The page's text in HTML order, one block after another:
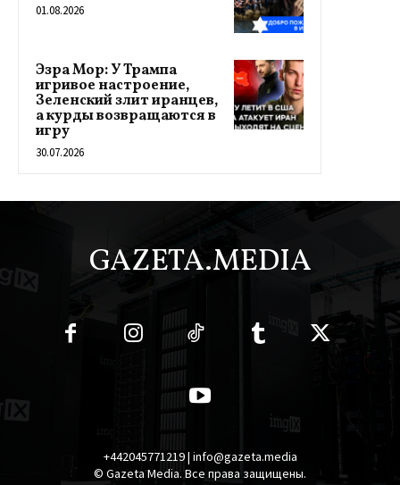
01.08.2026
Эзра Мор: У Трампа
игривое настроение,
Зеленский злит иранцев,
а курды возвращаются в
игру
30.07.2026
GAZETA.MEDIA
+442045771219 | info@gazeta.media
© Gazeta Media. Все права защищены.